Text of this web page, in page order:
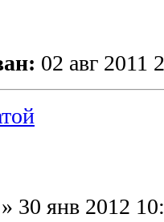
02 авг 2011
» 30 янв 2012